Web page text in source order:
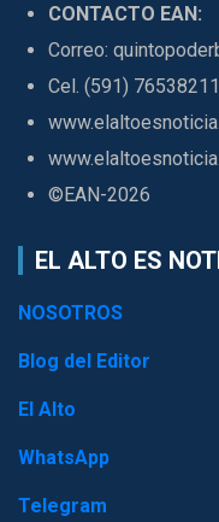
CONTACTO EAN:
Correo:
Cel. (591) 76538211
©EAN-2026
EL ALTO ES
NOSOTROS
Blog del Editor
El Alto
WhatsApp
Telegram